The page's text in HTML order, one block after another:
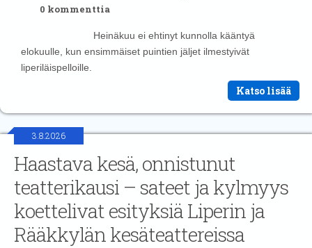
0 kommenttia
Heinäkuu ei ehtinyt kunnolla kääntyä
elokuulle, kun ensimmäiset puintien jäljet ilmestyivät
liperiläispelloille.
Katso lisää
3.8.2026
Haastava kesä, onnistunut
teatterikausi – sateet ja kylmyys
koettelivat esityksiä Liperin ja
Rääkkylän kesäteattereissa